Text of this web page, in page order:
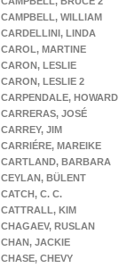
CAMPBELL, WILLIAM
CARDELLINI, LINDA
CAROL, MARTINE
CARON, LESLIE
CARON, LESLIE 2
CARPENDALE, HOWARD
CARRERAS, JOSÉ
CARREY, JIM
CARRIÉRE, MAREIKE
CARTLAND, BARBARA
CEYLAN, BÜLENT
CATCH, C. C.
CATTRALL, KIM
CHAGAEV, RUSLAN
CHAN, JACKIE
CHASE, CHEVY